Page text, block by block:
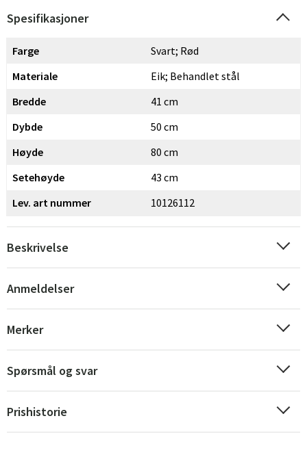
Sverige
Danmark
Norge
Suomi
Spesifikasjoner
Farge
Svart; Rød
Materiale
Eik; Behandlet stål
Bredde
41 cm
Dybde
50 cm
Høyde
80 cm
Setehøyde
43 cm
Lev. art nummer
10126112
Beskrivelse
Anmeldelser
Merker
Spørsmål og svar
Prishistorie